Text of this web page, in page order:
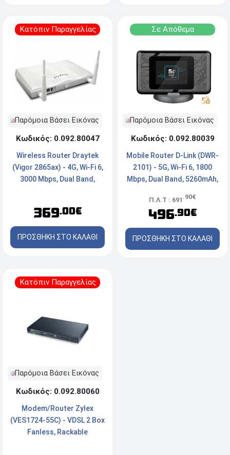
Κατόπιν Παραγγελίας
Παρόμοια Βάσει Εικόνας
Κωδικός: 0.092.80047
Wireless Router Draytek
(Vigor 2865ax) - 4G, Wi-Fi 6,
3000 Mbps, Dual Band,
369.00€
ΠΡΟΣΘΗΚΗ ΣΤΟ ΚΑΛΑΘΙ
Σε Απόθεμα
Παρόμοια Βάσει Εικόνας
Κωδικός: 0.092.80039
Mobile Router D-Link (DWR-
2101) - 5G, Wi-Fi 6, 1800
Mbps, Dual Band, 5260mAh,
Π.Λ.Τ : 691 .90€
496.90€
ΠΡΟΣΘΗΚΗ ΣΤΟ ΚΑΛΑΘΙ
Κατόπιν Παραγγελίας
Παρόμοια Βάσει Εικόνας
Κωδικός: 0.092.80060
Modem/Router Zylex
(VES1724-55C) - VDSL 2 Box
Fanless, Rackable